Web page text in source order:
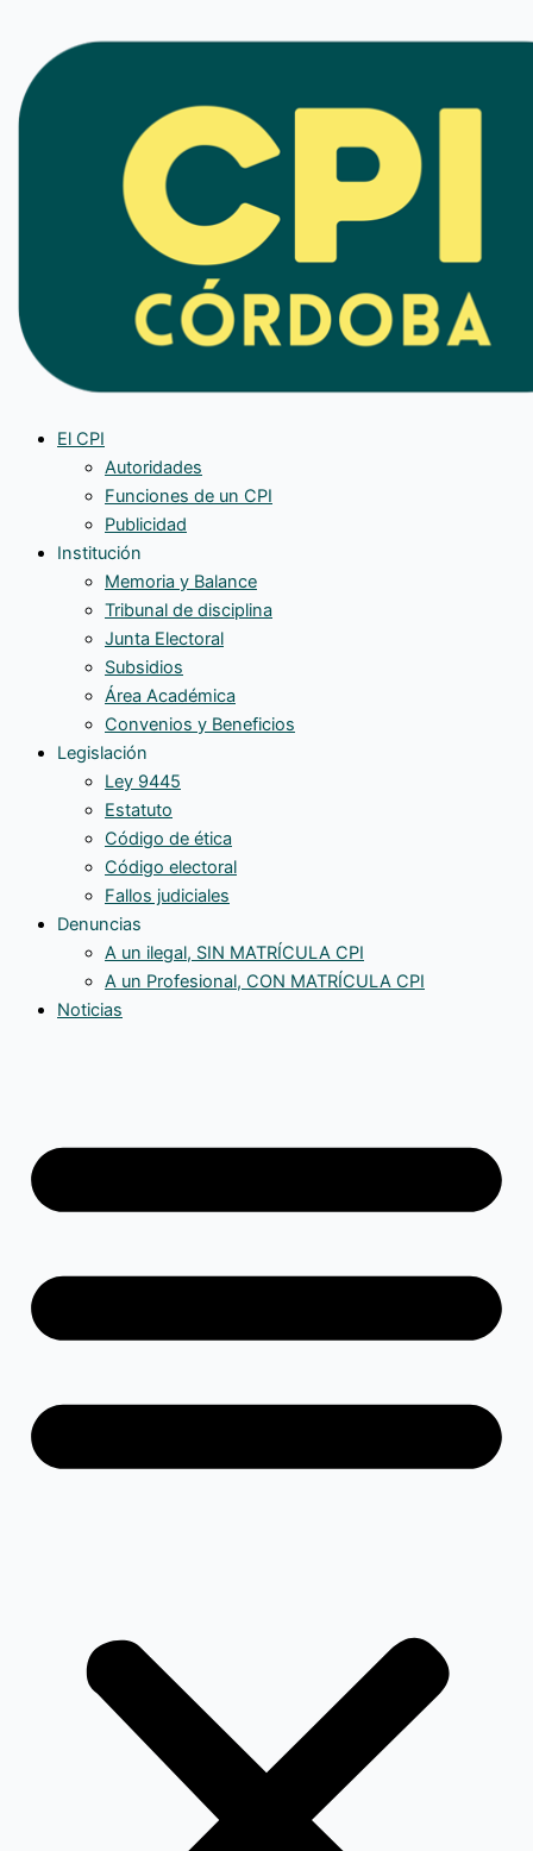
contenido
El CPI
Autoridades
Funciones de un CPI
Publicidad
Institución
Memoria y Balance
Tribunal de disciplina
Junta Electoral
Subsidios
Área Académica
Convenios y Beneficios
Legislación
Ley 9445
Estatuto
Código de ética
Código electoral
Fallos judiciales
Denuncias
A un ilegal, SIN MATRÍCULA CPI
A un Profesional, CON MATRÍCULA CPI
Noticias